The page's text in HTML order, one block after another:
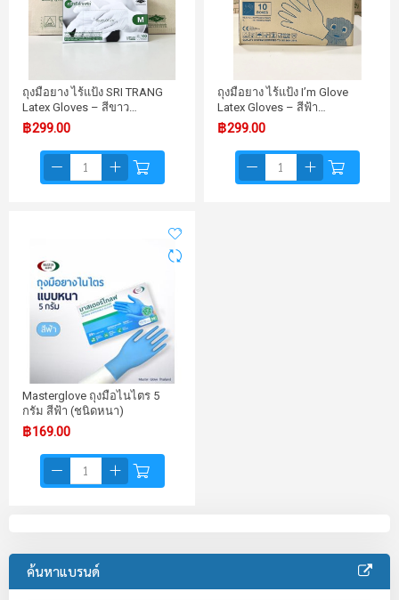
ถุงมือยาง ไร้แป้ง SRI TRANG
Latex Gloves – สีขาว…
฿299.00
ถุงมือยาง ไร้แป้ง I’m Glove
Latex Gloves – สีฟ้า…
฿299.00
Masterglove ถุงมือไนไตร 5
กรัม สีฟ้า (ชนิดหนา)
฿169.00
ค้นหาแบรนด์